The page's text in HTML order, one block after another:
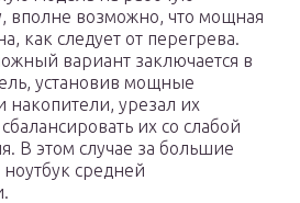
вполне возможно, что мощная
как следует от перегрева.
вариант заключается в
установив мощные
накопители, урезал их
их со слабой
В этом случае за большие
средней